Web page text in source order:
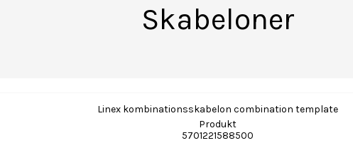
Skabeloner
Linex kombinationsskabelon combination template
Produkt
5701221588500